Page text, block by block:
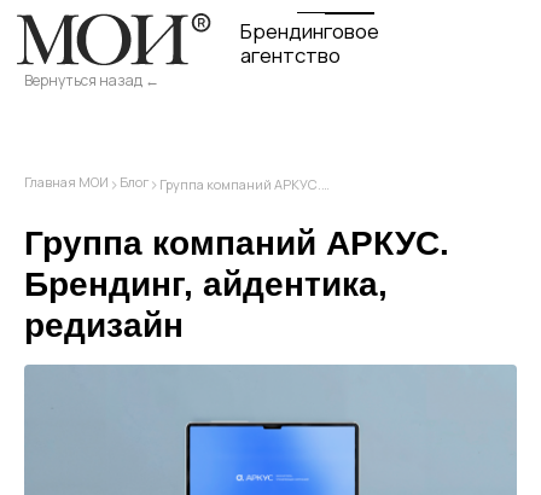
Брендинговое
агентство
Вернуться назад ←
Главная МОИ › Блог › Группа компаний АРКУС.…
Группа компаний АРКУС.
Брендинг, айдентика,
редизайн